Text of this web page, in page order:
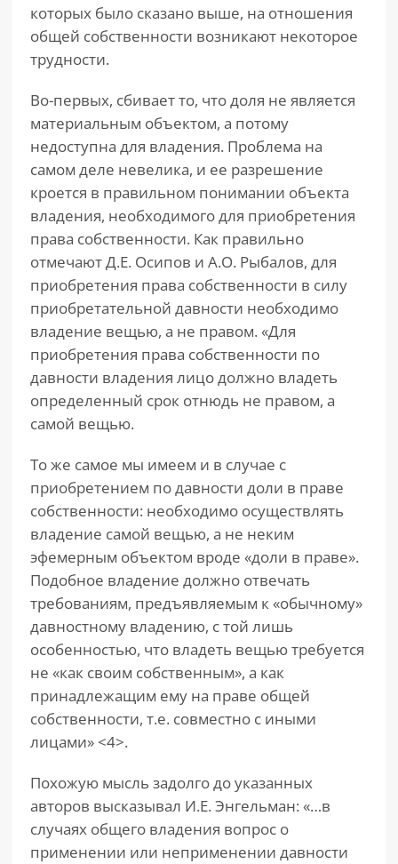
которых было сказано выше, на отношения
общей собственности возникают некоторое
трудности.
Во-первых, сбивает то, что доля не является
материальным объектом, а потому
недоступна для владения. Проблема на
самом деле невелика, и ее разрешение
кроется в правильном понимании объекта
владения, необходимого для приобретения
права собственности. Как правильно
отмечают Д.Е. Осипов и А.О. Рыбалов, для
приобретения права собственности в силу
приобретательной давности необходимо
владение вещью, а не правом. «Для
приобретения права собственности по
давности владения лицо должно владеть
определенный срок отнюдь не правом, а
самой вещью.
То же самое мы имеем и в случае с
приобретением по давности доли в праве
собственности: необходимо осуществлять
владение самой вещью, а не неким
эфемерным объектом вроде «доли в праве».
Подобное владение должно отвечать
требованиям, предъявляемым к «обычному»
давностному владению, с той лишь
особенностью, что владеть вещью требуется
не «как своим собственным», а как
принадлежащим ему на праве общей
собственности, т.е. совместно с иными
лицами» <4>.
Похожую мысль задолго до указанных
авторов высказывал И.Е. Энгельман: «…в
случаях общего владения вопрос о
применении или неприменении давности